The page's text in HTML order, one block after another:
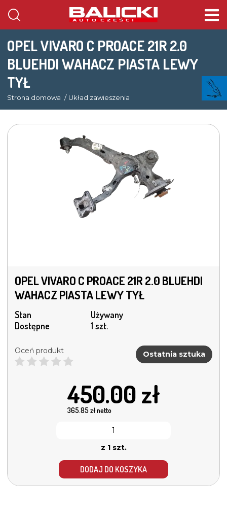
OPEL VIVARO C PROACE 21R 2.0
BLUEHDI WAHACZ PIASTA LEWY
TYŁ
Strona domowa Układ zawieszenia
OPEL VIVARO C PROACE 21R 2.0 BLUEHDI
WAHACZ PIASTA LEWY TYŁ
Stan
Używany
Dostępne
1 szt.
Oceń produkt Ostatnia sztuka
450.00 zł
365.85zł netto
z 1 szt.
DODAJ DO KOSZYKA